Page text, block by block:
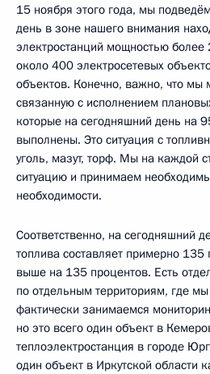
15 ноября этого года, мы
день в зоне нашего внимания
электростанций мощностью более
около 400 электросетевых
объектов. Конечно, важно, что мы
связанную с исполнением
которые на сегодняшний день на
выполнены. Это ситуация с
уголь, мазут, торф. Мы на каждой
ситуацию и принимаем
необходимости.
Соответственно, на сегодняшний
топлива составляет примерно 135
выше на 135 процентов. Есть
по отдельным территориям, где
фактически занимаемся
но это всего один объект в
теплоэлектростанция в городе
один объект в Иркутской области